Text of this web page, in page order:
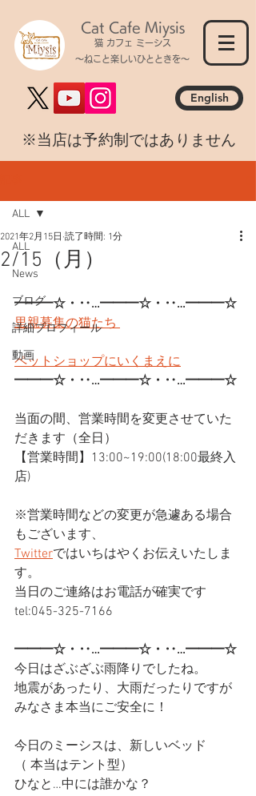
Cat Cafe Miysis
猫 カフェ ミーシス
～ねこと楽しいひとときを～
English
​※当店は予約制ではありません
ALL
News
ブログ
詳細プロフィール
動画
ALL
2/15（月）
2021年2月15日 読了時間: 1分
━━━☆・‥…━━━☆・‥…━━━☆
里親募集の猫たち
ペットショップにいくまえに
━━━☆・‥…━━━☆・‥…━━━☆
当面の間、営業時間を変更させていた
だきます（全日）
【営業時間】13:00~19:00(18:00最終入
店)
※営業時間などの変更が急遽ある場合
もございます、
Twitterではいちはやくお伝えいたしま
す。
当日のご連絡はお電話が確実です
tel:045-325-7166
━━━☆・‥…━━━☆・‥…━━━☆
今日はざぶざぶ雨降りでしたね。
地震があったり、大雨だったりですが
みなさま本当にご安全に！
今日のミーシスは、新しいベッド
（ 本当はテント型）
ひなと…中には誰かな？